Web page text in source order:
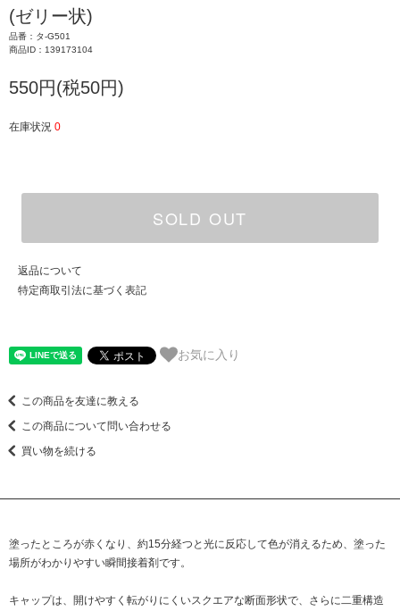
(ゼリー状)
品番：タ-G501
商品ID：139173104
550円(税50円)
在庫状況 0
SOLD OUT
返品について
特定商取引法に基づく表記
お気に入り
この商品を友達に教える
この商品について問い合わせる
買い物を続ける
塗ったところが赤くなり、約15分経つと光に反応して色が消えるため、塗った
場所がわかりやすい瞬間接着剤です。
キャップは、開けやすく転がりにくいスクエアな断面形状で、さらに二重構造